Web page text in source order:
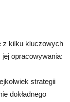
z kilku kluczowych
opracowywania:
strategii
dokładnego